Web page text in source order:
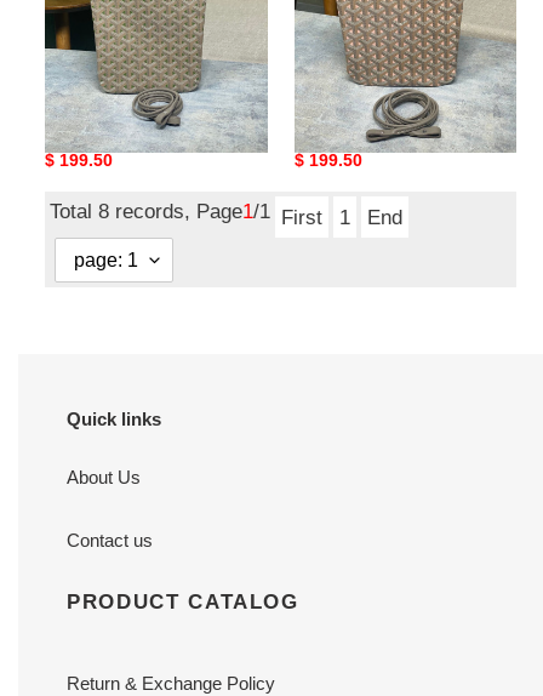
Go*ard mini tote
Original
$ 199.50
Go*ard mini tote
Original
$ 199.50
Total 8 records, Page1/1 First 1 End
Quick links
About Us
Contact us
PRODUCT CATALOG
Return & Exchange Policy